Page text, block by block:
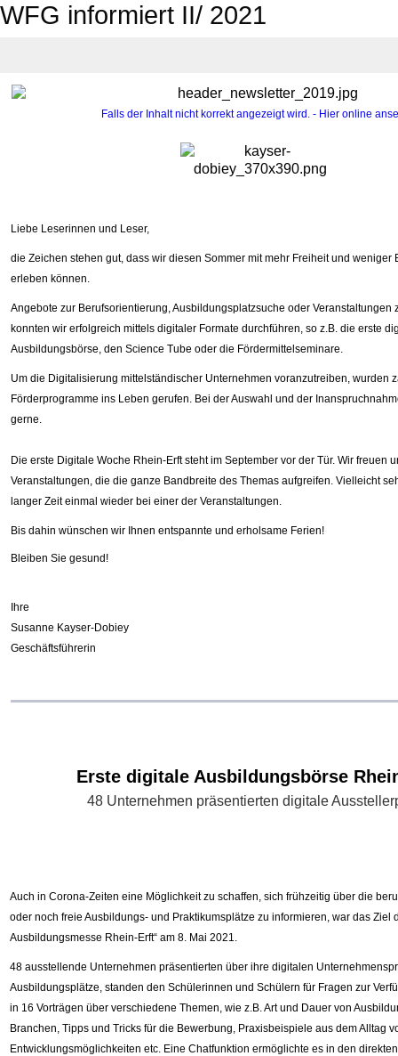
WFG informiert II/ 2021
Falls der Inhalt nicht korrekt angezeigt wird. - Hier online
Liebe Leserinnen und Leser,
die Zeichen stehen gut, dass wir diesen Sommer mit mehr Freiheit und weniger
erleben können.
Angebote zur Berufsorientierung, Ausbildungsplatzsuche oder Veranstaltungen
konnten wir erfolgreich mittels digitaler Formate durchführen, so z.B. die erste
Ausbildungsbörse, den Science Tube oder die Fördermittelseminare.
Um die Digitalisierung mittelständischer Unternehmen voranzutreiben, wurden
Förderprogramme ins Leben gerufen. Bei der Auswahl und der
gerne.
Die erste Digitale Woche Rhein-Erft steht im September vor der Tür. Wir freuen
Veranstaltungen, die die ganze Bandbreite des Themas aufgreifen. Vielleicht
langer Zeit einmal wieder bei einer der Veranstaltungen.
Bis dahin wünschen wir Ihnen entspannte und erholsame Ferien!
Bleiben Sie gesund!
Ihre
Susanne Kayser-Dobiey
Geschäftsführerin
Erste digitale Ausbildungsbörse
48 Unternehmen präsentierten digitale
Auch in Corona-Zeiten eine Möglichkeit zu schaffen, sich frühzeitig über die
oder noch freie Ausbildungs- und Praktikumsplätze zu informieren, war das Ziel
Ausbildungsmesse Rhein-Erft“ am 8. Mai 2021.
48 ausstellende Unternehmen präsentierten über ihre digitalen
Ausbildungsplätze, standen den Schülerinnen und Schülern für Fragen zur
in 16 Vorträgen über verschiedene Themen, wie z.B. Art und Dauer von
Branchen, Tipps und Tricks für die Bewerbung, Praxisbeispiele aus dem Alltag
Entwicklungsmöglichkeiten etc. Eine Chatfunktion ermöglichte es in den